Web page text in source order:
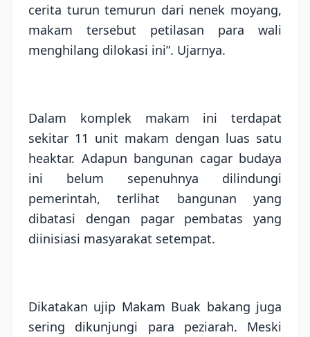
cerita turun temurun dari nenek moyang,
makam tersebut petilasan para wali
menghilang dilokasi ini”. Ujarnya.
Dalam komplek makam ini terdapat
sekitar 11 unit makam dengan luas satu
heaktar. Adapun bangunan cagar budaya
ini belum sepenuhnya dilindungi
pemerintah, terlihat bangunan yang
dibatasi dengan pagar pembatas yang
diinisiasi masyarakat setempat.
Dikatakan ujip Makam Buak bakang juga
sering dikunjungi para peziarah. Meski